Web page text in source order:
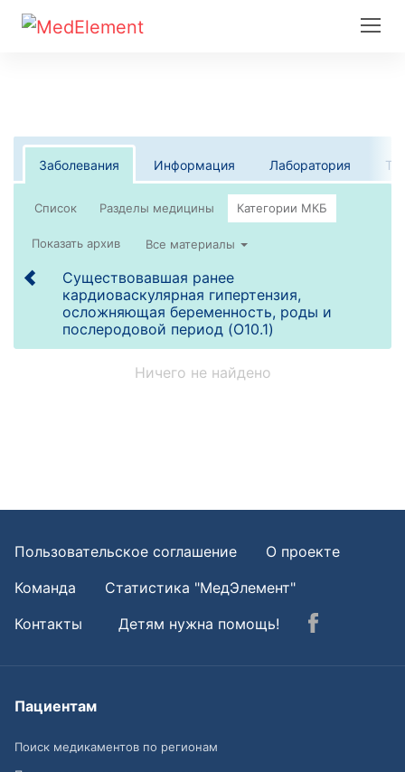
Заболевания Информация Лаборатория
Список
Все материалы
Существовавшая ранее
кардиоваскулярная гипертензия,
осложняющая беременность, роды и
послеродовой период (O10.1)
Ничего не найдено
Пользовательское соглашение
О проекте
Команда
Статистика "МедЭлемент"
Контакты
Детям нужна помощь!
Пациентам
Поиск медикаментов по регионам